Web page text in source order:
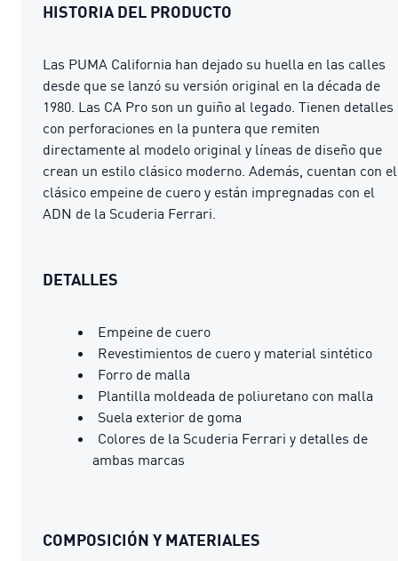
HISTORIA DEL PRODUCTO
Las PUMA California han dejado su huella en las calles
desde que se lanzó su versión original en la década de
1980. Las CA Pro son un guiño al legado. Tienen detalles
con perforaciones en la puntera que remiten
directamente al modelo original y líneas de diseño que
crean un estilo clásico moderno. Además, cuentan con el
clásico empeine de cuero y están impregnadas con el
ADN de la Scuderia Ferrari.
DETALLES
Empeine de cuero
Revestimientos de cuero y material sintético
Forro de malla
Plantilla moldeada de poliuretano con malla
Suela exterior de goma
Colores de la Scuderia Ferrari y detalles de
ambas marcas
COMPOSICIÓN Y MATERIALES